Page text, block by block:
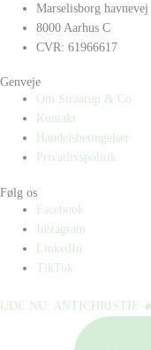
Marselisborg havnevej
8000 Aarhus C
CVR: 61966617
Genveje
Om Straarup & Co
Kontakt
Handelsbetingelser
Privatlivspolitik
Følg os
Facebook
Instagram
LinkedIn
TikTok
UDE NU: ANTICHRISTIE